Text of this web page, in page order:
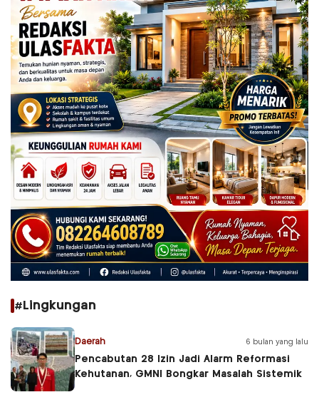
#Lingkungan
Daerah 6 bulan yang lalu
Pencabutan 28 Izin Jadi Alarm Reformasi
Kehutanan, GMNI Bongkar Masalah Sistemik